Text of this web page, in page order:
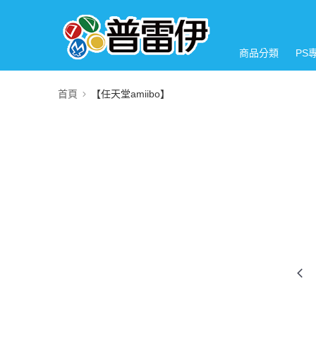
商品分類 PS
首頁 【任天堂amiibo】